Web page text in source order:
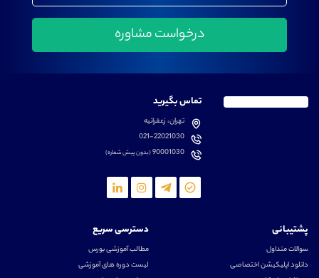
تماس بگیرید
تهران، زعفرانیه
021-22021030
90001030(بدون پیش شماره)
پشتیبانی
سوالات متداول
دانلود اپلیکیشن اختصاصی
دسترسی سریع
مطالب آموزشی بورس
لیست دوره های آموزشی